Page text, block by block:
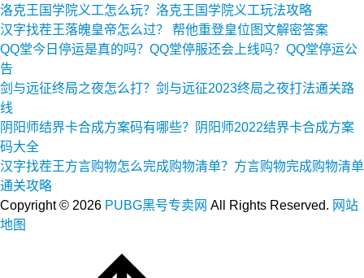
洛克王国学院义工怎么玩？洛克王国学院义工玩法攻略
汉字找茬王落魄皇帝怎么过？ 帮他重登皇位图文解密答案
QQ堂今日停运是真的吗？QQ堂停服还会上线吗？QQ堂停运公
告
剑与远征终局之夜怎么打？剑与远征2023终局之夜打法通关路
线
阴阳师结界卡合成方案码有哪些？阴阳师2022结界卡合成方案
码大全
汉字找茬王方言购物怎么完成购物清单？方言购物完成购物清单
通关攻略
Copyright © 2026 PUBG黑号专卖网 All Rights Reserved. 网站
地图